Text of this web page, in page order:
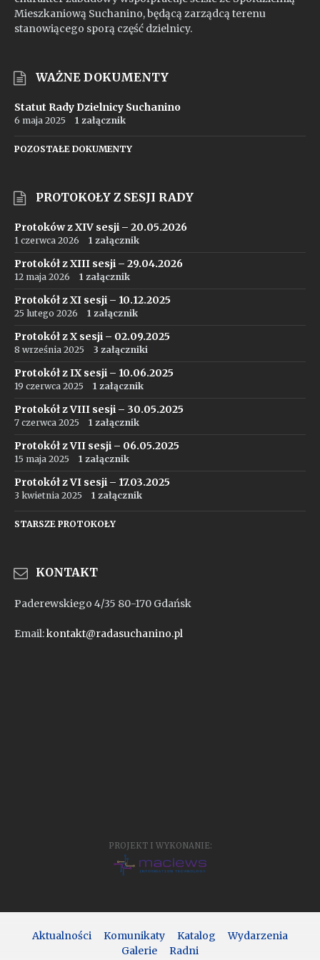
Mieszkaniową Suchanino, będącą zarządcą terenu
stanowiącego sporą część dzielnicy.
WAŻNE DOKUMENTY
Statut Rady Dzielnicy Suchanino
6 maja 2025 1 załącznik
POZOSTAŁE DOKUMENTY
PROTOKOŁY Z SESJI RADY
Protoków z XIV sesji – 20.05.2026
1 czerwca 2026 1 załącznik
Protokół z XIII sesji – 29.04.2026
12 maja 2026 1 załącznik
Protokół z XI sesji – 10.12.2025
25 lutego 2026 1 załącznik
Protokół z X sesji – 02.09.2025
8 września 2025 3 załączniki
Protokół z IX sesji – 10.06.2025
19 czerwca 2025 1 załącznik
Protokół z VIII sesji – 30.05.2025
7 czerwca 2025 1 załącznik
Protokół z VII sesji – 06.05.2025
15 maja 2025 1 załącznik
Protokół z VI sesji – 17.03.2025
3 kwietnia 2025 1 załącznik
STARSZE PROTOKOŁY
KONTAKT
Paderewskiego 4/35 80-170 Gdańsk
Email:kontakt@radasuchanino.pl
PROJEKT I WYKONANIE:
Aktualności Komunikaty Katalog
Wydarzenia
Galerie
Radni